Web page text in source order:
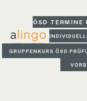
GRUPPENKURS ÖSD